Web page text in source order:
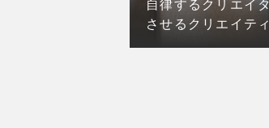
させるクリエイテ